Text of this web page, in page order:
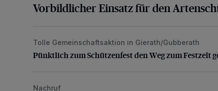
Vorbildlicher Einsatz für den
Pünktlich zum Schützenfest den Weg zum Festzelt
Tolle Gemeinschaftsaktion in Gierath/Gubberath
Pünktlich zum Schützenfest den Weg zum Festzelt
Trauer um Heimatforscher und Herzblut-Schütze
Nachruf